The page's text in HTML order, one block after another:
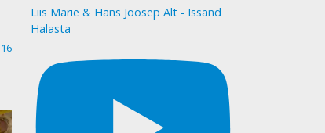
16
Liis Marie & Hans Joosep Alt - Issand
Halasta